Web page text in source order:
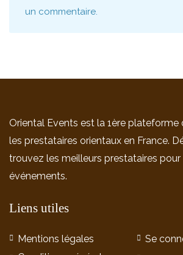
un commentaire.
Oriental Events est la 1ère plateforme
les prestataires orientaux en France.
trouvez les meilleurs prestataires
événements.
Liens utiles
Mentions légales
Se